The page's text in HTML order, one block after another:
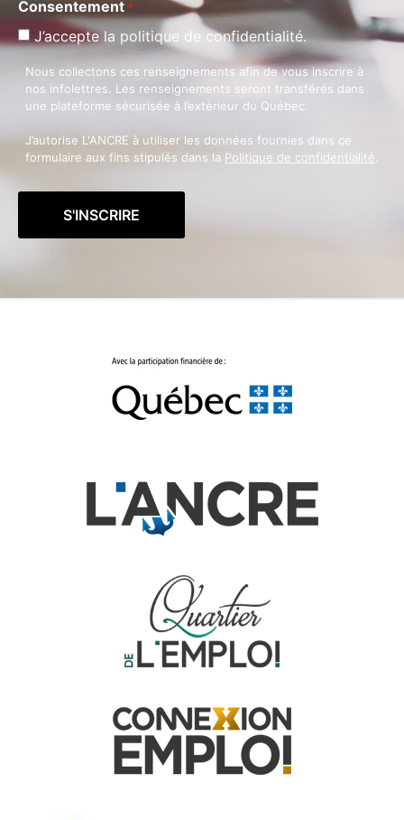
Consentement *
J’accepte la politique de confidentialité.
Nous collectons ces renseignements afin de vous inscrire à
nos infolettres. Les renseignements seront transférés dans
une plateforme sécurisée à l’extérieur du Québec.
J’autorise L'ANCRE à utiliser les données fournies dans ce
formulaire aux fins stipulés dans la Politique de confidentialité